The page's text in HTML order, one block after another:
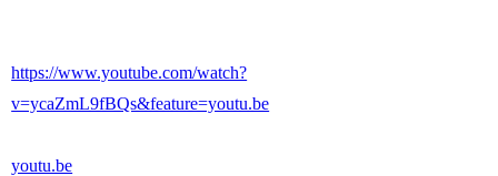
https://www.youtube.com/watch?
v=ycaZmL9fBQs&feature=youtu.be
youtu.be